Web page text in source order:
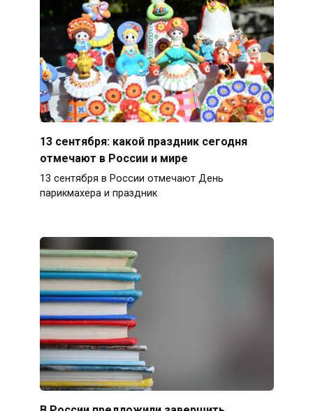
13 сентября: какой праздник сегодня
отмечают в России и мире
13 сентября в России отмечают День
парикмахера и праздник